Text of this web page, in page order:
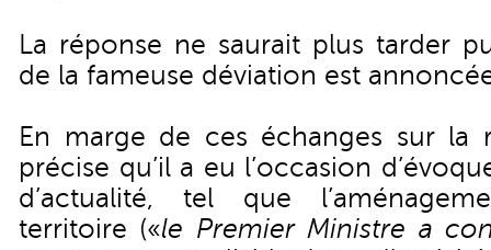
La réponse ne saurait plus tarder
de la fameuse déviation est
En marge de ces échanges sur la
précise qu’il a eu l’occasion
d’actualité, tel que
territoire («le Premier Ministre a